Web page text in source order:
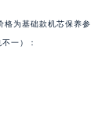
为基础款机芯保养
一）：